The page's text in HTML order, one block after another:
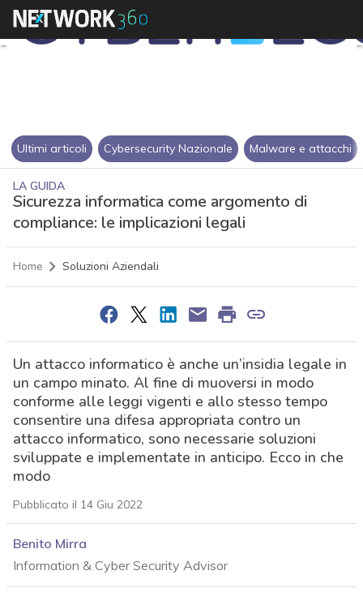
Ultimi articoli Cybersecurity Nazionale Malware e attacchi
LA GUIDA
Sicurezza informatica come argomento di
compliance: le implicazioni legali
Home Soluzioni Aziendali
Un attacco informatico è anche un’insidia legale in
un campo minato. Al fine di muoversi in modo
conforme alle leggi vigenti e allo stesso tempo
consentire una difesa appropriata contro un
attacco informatico, sono necessarie soluzioni
sviluppate e implementate in anticipo. Ecco in che
modo
Pubblicato il 14 Giu 2022
Benito Mirra
Information & Cyber Security Advisor